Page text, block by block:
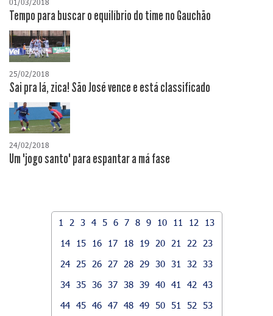
01/03/2018
Tempo para buscar o equilíbrio do time no Gauchão
25/02/2018
Sai pra lá, zica! São José vence e está classificado
24/02/2018
Um "jogo santo" para espantar a má fase
1 2 3 4 5 6 7 8 9 10 11 12
13
14
15 16 17 18 19 20 21 22
23
24
25 26 27 28 29 30 31 32
33
34 35 36 37 38 39 40 41 42
43
44 45 46 47 48 49 50 51 52
53